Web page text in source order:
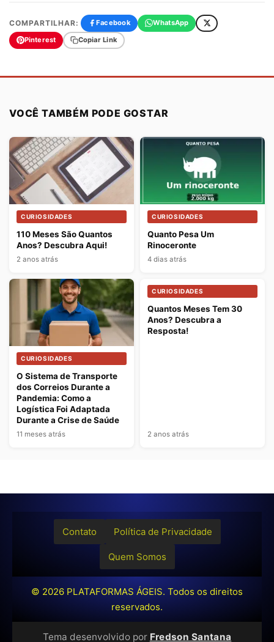
COMPARTILHAR: Facebook
WhatsApp
Pinterest
Copiar Link
VOCÊ TAMBÉM PODE GOSTAR
CURIOSIDADES
110 Meses São Quantos
Anos? Descubra Aqui!
2 anos atrás
CURIOSIDADES
Quanto Pesa Um
Rinoceronte
4 dias atrás
CURIOSIDADES
O Sistema de Transporte
dos Correios Durante a
Pandemia: Como a
Logística Foi Adaptada
Durante a Crise de Saúde
11 meses atrás
CURIOSIDADES
Quantos Meses Tem 30
Anos? Descubra a
Resposta!
2 anos atrás
Contato Política de Privacidade
Quem Somos
© 2026 PLATAFORMAS ÁGEIS. Todos os direitos
reservados.
Tema desenvolvido por Fredson Santana